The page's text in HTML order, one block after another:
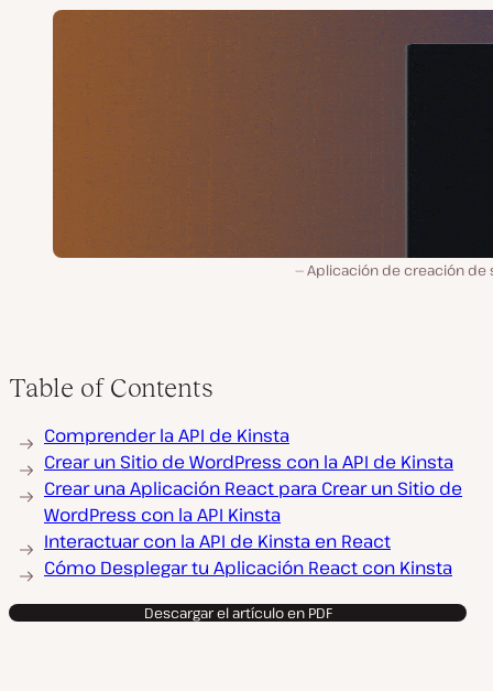
Aplicación de creación de
Table of Contents
Comprender la API de Kinsta
Crear un Sitio de WordPress con la API de Kinsta
Crear una Aplicación React para Crear un Sitio de
WordPress con la API Kinsta
Interactuar con la API de Kinsta en React
Cómo Desplegar tu Aplicación React con Kinsta
Descargar el artículo en PDF